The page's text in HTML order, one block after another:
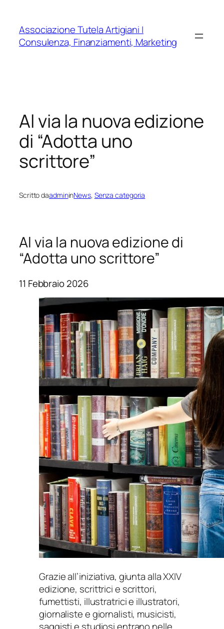
contenuto
Associazione Tutela Artigiani |
Consulenza, Finanziamenti, Marketing
Al via la nuova edizione
di “Adotta uno
scrittore”
Scritto daadmininNews, Senza categoria
Al via la nuova edizione di
“Adotta uno scrittore”
11 Febbraio 2026
Grazie all’iniziativa, giunta alla XXIV
edizione, scrittrici e scrittori,
fumettisti, illustratrici e illustratori,
giornaliste e giornalisti, musicisti,
saggisti e studiosi entrano nelle